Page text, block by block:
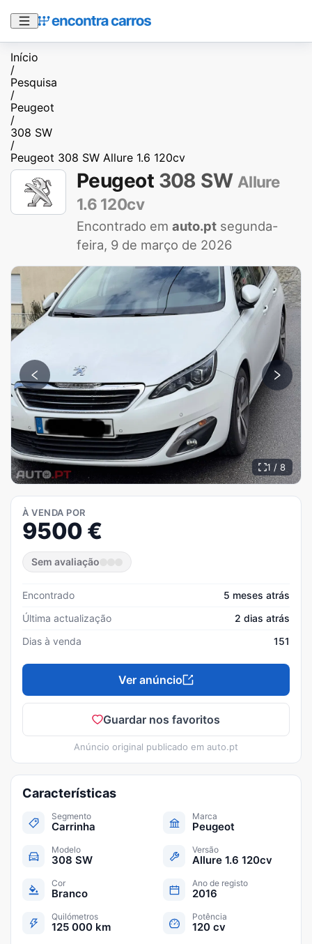
Início
/
Pesquisa
/
Peugeot
/
308 SW
/
Peugeot 308 SW Allure 1.6 120cv
Peugeot 308 SW Allure
1.6 120cv
Encontrado em auto.pt segunda-
feira, 9 de março de 2026
1 / 8
À VENDA POR
9500 €
Sem avaliação
Encontrado
5 meses atrás
Última actualização
2 dias atrás
Dias à venda
151
Ver anúncio
Guardar nos favoritos
Anúncio original publicado em auto.pt
Características
Segmento
Carrinha
Marca
Peugeot
Modelo
308 SW
Versão
Allure 1.6 120cv
Cor
Branco
Ano de registo
2016
Quilómetros
125 000 km
Potência
120 cv